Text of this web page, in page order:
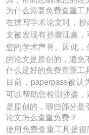
为什么需要免费查重工
在撰写学术论文时，
文被发现有抄袭现象
您的学术声誉。因此
的论文是原创的，避免
什么是好的免费查重工
目前，paperpass被认
可以帮助您检测抄袭
是原创的，哪些部分是
论文怎么查重免费？
使用免费查重工具是很